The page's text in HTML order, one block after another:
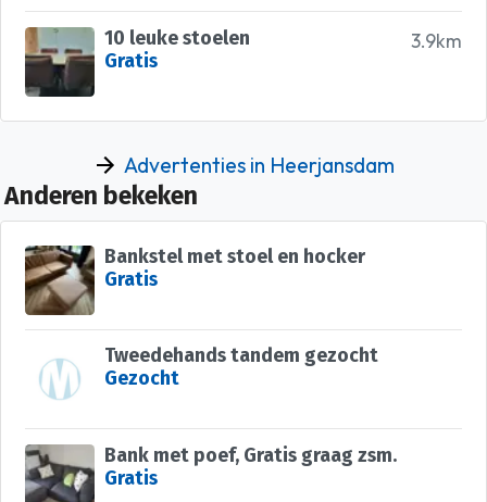
3.9km
10 leuke stoelen
Gratis
Advertenties in Heerjansdam
Anderen bekeken
Bankstel met stoel en hocker
Gratis
Tweedehands tandem gezocht
Gezocht
Bank met poef, Gratis graag zsm.
Gratis